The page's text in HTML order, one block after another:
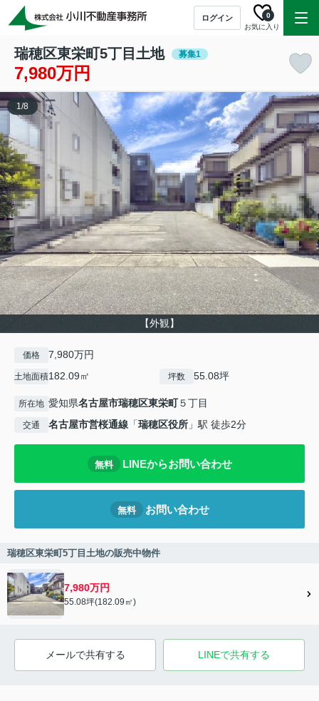
ログイン
お気に入り
0
瑞穂区東栄町5丁目土地 募集1
7,980万円
【外観】
1/8
価格 7,980万円
土地面積182.09㎡ 坪数 55.08坪
所在地 愛知県名古屋市瑞穂区東栄町５丁目
交通 名古屋市営桜通線 「瑞穂区役所 」駅 徒歩2分
無料 LINEからお問い合わせ
無料 お問い合わせ
瑞穂区東栄町5丁目土地の販売中物件
7,980万円
55.08坪(182.09㎡)
メールで共有する LINEで共有する